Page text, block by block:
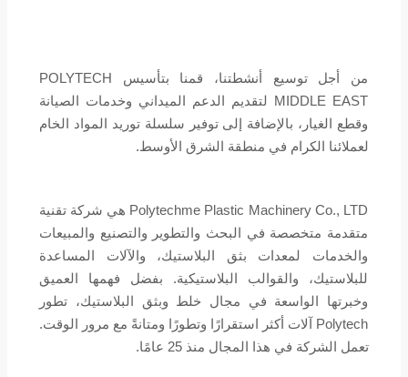
من أجل توسيع أنشطتنا، قمنا بتأسيس POLYTECH
MIDDLE EAST لتقديم الدعم الميداني وخدمات الصيانة
وقطع الغيار، بالإضافة إلى توفير سلسلة توريد المواد الخام
لعملائنا الكرام في منطقة الشرق الأوسط.
Polytechme Plastic Machinery Co., LTD هي شركة تقنية
متقدمة متخصصة في البحث والتطوير والتصنيع والمبيعات
والخدمات لمعدات بثق البلاستيك، والآلات المساعدة
للبلاستيك، والقوالب البلاستيكية. بفضل فهمها العميق
وخبرتها الواسعة في مجال خلط وبثق البلاستيك، تطور
Polytech آلات أكثر استقرارًا وتطورًا ومتانةً مع مرور الوقت.
تعمل الشركة في هذا المجال منذ 25 عامًا.